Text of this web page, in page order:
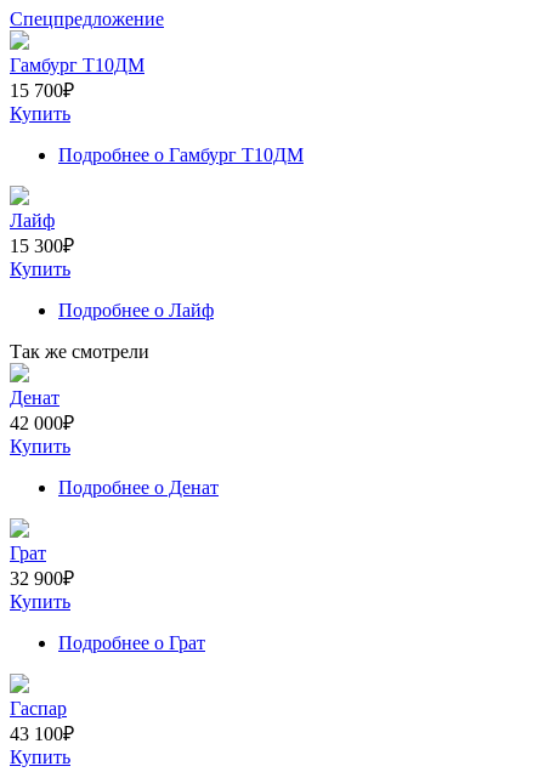
Спецпредложение
Гамбург Т10ДМ
15 700₽
Купить
Подробнее о Гамбург Т10ДМ
Лайф
15 300₽
Купить
Подробнее о Лайф
Так же смотрели
Денат
42 000₽
Купить
Подробнее о Денат
Грат
32 900₽
Купить
Подробнее о Грат
Гаспар
43 100₽
Купить